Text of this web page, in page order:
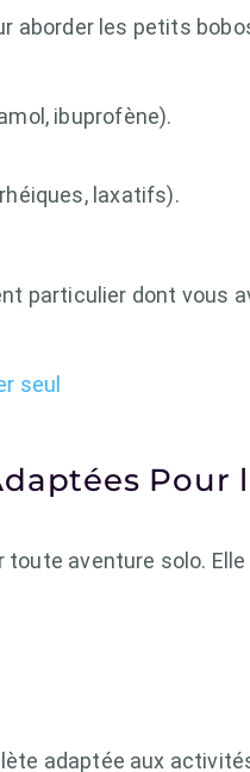
aborder les petits
ibuprofène).
laxatifs).
particulier dont vous
seul
Pour
aventure solo.
adaptée aux